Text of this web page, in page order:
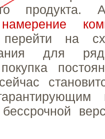
намерение
перейти на
для